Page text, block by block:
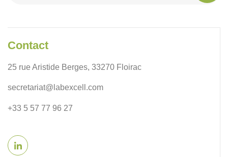
Contact
25 rue Aristide Berges, 33270 Floirac
secretariat@labexcell.com
+33 5 57 77 96 27